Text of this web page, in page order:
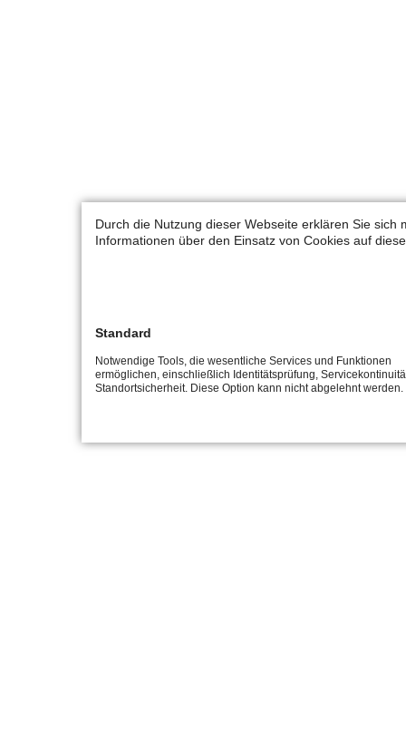
Durch die Nutzung dieser Webseite erklären Sie
Informationen über den Einsatz von Cookies auf
Standard
Notwendige Tools, die wesentliche Services und Funktionen
ermöglichen, einschließlich Identitätsprüfung,
Standortsicherheit. Diese Option kann nicht abgelehnt werden.